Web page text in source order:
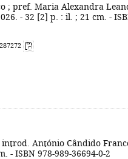
; pref. Maria Alexandra
- 32 [2] p. : il. ; 21 cm. -
introd. António Cândido
- ISBN 978-989-36694-0-2